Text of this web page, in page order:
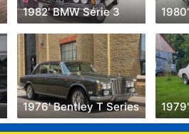
1982' BMW Série 3
1976' Bentley T Series